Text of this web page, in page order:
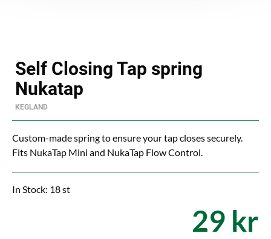
Self Closing Tap spring
Nukatap
KEGLAND
Custom-made spring to ensure your tap closes securely.
Fits NukaTap Mini and NukaTap Flow Control.
In Stock: 18 st
29 kr